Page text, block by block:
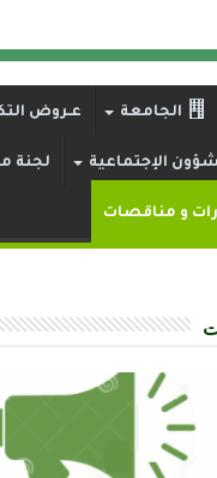
الجامعة عـروض
الإجتماعية لجنة
و مناقصات